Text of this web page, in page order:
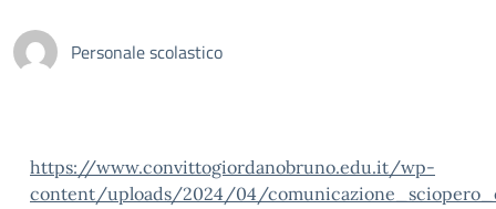
Personale scolastico
https://www.convittogiordanobruno.edu.it/wp-
content/uploads/2024/04/